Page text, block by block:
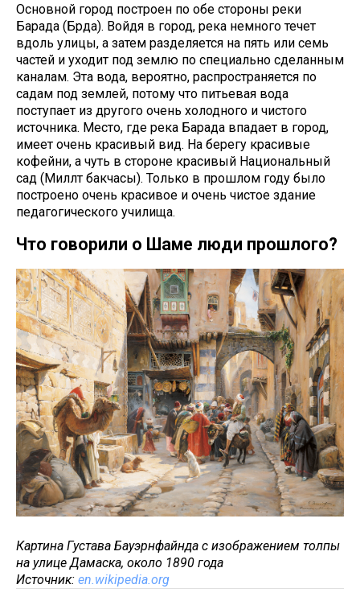
Основной город построен по обе стороны реки
Барада (Бәрда). Войдя в город, река немного течет
вдоль улицы, а затем разделяется на пять или семь
частей и уходит под землю по специально сделанным
каналам. Эта вода, вероятно, распространяется по
садам под землей, потому что питьевая вода
поступает из другого очень холодного и чистого
источника. Место, где река Барада впадает в город,
имеет очень красивый вид. На берегу красивые
кофейни, а чуть в стороне красивый Национальный
сад (Милләт бакчасы). Только в прошлом году было
построено очень красивое и очень чистое здание
педагогического училища.
Что говорили о Шаме люди прошлого?
Картина Густава Бауэрнфайнда с изображением толпы
на улице Дамаска, около 1890 года
Источник: en.wikipedia.org